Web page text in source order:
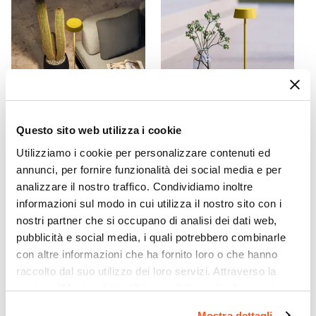
Questo sito web utilizza i cookie
Utilizziamo i cookie per personalizzare contenuti ed
annunci, per fornire funzionalità dei social media e per
analizzare il nostro traffico. Condividiamo inoltre
informazioni sul modo in cui utilizza il nostro sito con i
nostri partner che si occupano di analisi dei dati web,
pubblicità e social media, i quali potrebbero combinarle
con altre informazioni che ha fornito loro o che hanno
raccolto dal suo utilizzo dei loro servizi. Attraverso la
sezione "Mostra dettagli" è possibile gestire le proprie
Materiale Seduta
Polipropilene
Colore Seduta
Ocra
Polipropilene
110 kg
Colore Struttura
Ocra
Si
Caratteristiche Tavolo
Altezza
74 cm
Lunghezza
CODICE: DKR-7SN
Piantana LED da esterno
120h cm in metallo ocra -
Daikiri
€ 47,99
CODICE: DKR-5SN
Lampada LED da tavolo
portatile in alluminio ocra -
Daikiri
€ 38,00